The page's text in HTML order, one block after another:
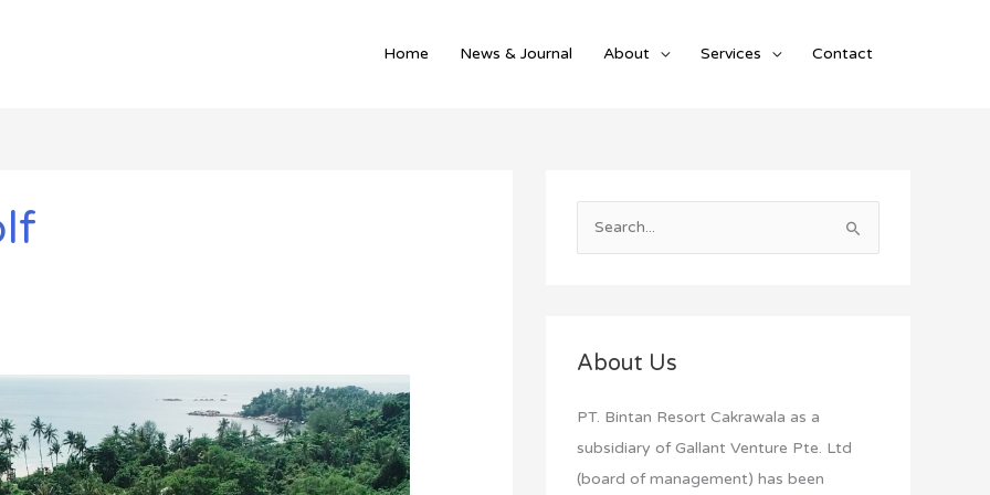
Home News & Journal About Services Contact
c
f
o
r
About Us
PT. Bintan Resort Cakrawala as a
subsidiary of Gallant Venture Pte. Ltd
(board of management) has been